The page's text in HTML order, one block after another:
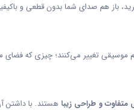
باز هم صدای شما بدون قطعی و
تغییر می‌کنند؛ چیزی که فضای
و طراحی زیبا هستند. با داشتن